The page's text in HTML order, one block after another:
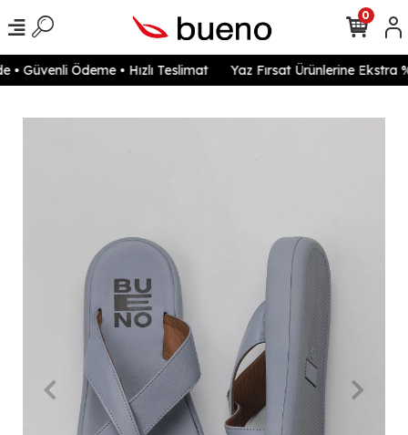
Güvenli Ödeme • Hızlı Teslimat Yaz Fırsat Ürünlerine Ekstra
0